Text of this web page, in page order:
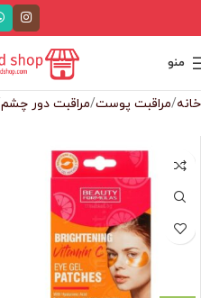
منو
خانه مراقبت پوست مراقبت دور چشم